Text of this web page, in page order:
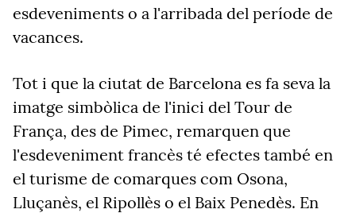
esdeveniments o a l'arribada del període de
vacances.
Tot i que la ciutat de Barcelona es fa seva la
imatge simbòlica de l'inici del Tour de
França, des de Pimec, remarquen que
l'esdeveniment francès té efectes també en
el turisme de comarques com Osona,
Lluçanès, el Ripollès o el Baix Penedès. En